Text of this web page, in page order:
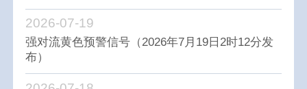
强对流黄色预警信号（2026年7月19日2时12分发
布）
2026-07-19